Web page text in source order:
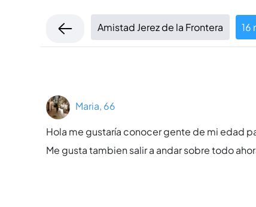
Amistad Jerez de la Frontera 16
Maria, 66
Hola me gustarí­a conocer gente de mi edad
Me gusta tambien salir a andar sobre todo